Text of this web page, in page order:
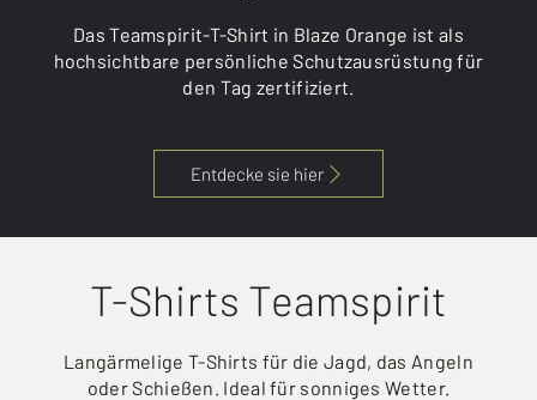
Das Teamspirit-T-Shirt in Blaze Orange ist als
hochsichtbare persönliche Schutzausrüstung für
den Tag zertifiziert.
Entdecke sie hier
T-Shirts Teamspirit
Langärmelige T-Shirts für die Jagd, das Angeln
oder Schießen. Ideal für sonniges Wetter.